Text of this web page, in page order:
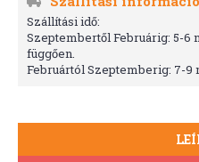
Szállítási idő:
Szeptembertől Februárig: 5-
függően.
Februártól Szeptemberig: 7-9